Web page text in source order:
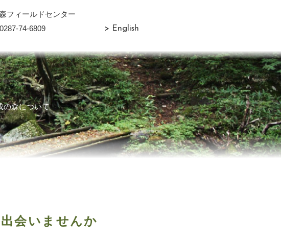
フィールドセンター
74-6809
> English
の森について
会いませんか